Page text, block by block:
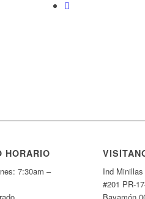
HORARIO
7:30am –
Ind Minillas
#201 PR-